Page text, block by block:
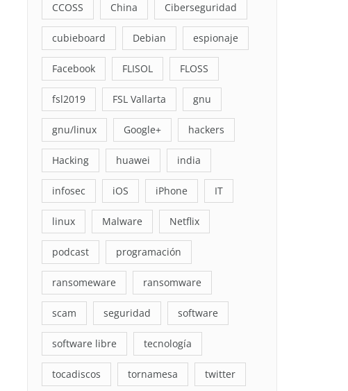
CCOSS China Ciberseguridad
cubieboard Debian espionaje
Facebook FLISOL FLOSS
fsl2019 FSL Vallarta gnu
gnu/linux Google+ hackers
Hacking huawei india
infosec iOS iPhone IT
linux Malware Netflix
podcast programación
ransomeware ransomware
scam seguridad software
software libre tecnología
tocadiscos tornamesa twitter